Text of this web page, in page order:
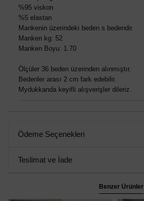
%95 viskon
%5 elastan
Mankenin üzerindeki beden s bedendir.
Manken kg: 52
Manken Boyu: 1.70
Ölçüler 36 beden üzerinden alınmıştır.
Bedenler arası 2 cm fark edebilir.
Mydukkanda keyifli alışverişler dileriz.
Ödeme Seçenekleri
Teslimat ve İade
Benzer Ürünler